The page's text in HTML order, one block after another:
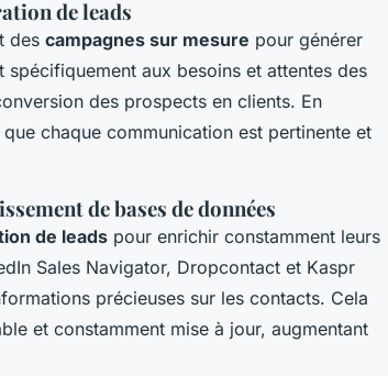
de leads
des campagnes sur mesure pour générer
aux besoins et attentes des
des prospects en clients. En
chaque communication est pertinente et
de bases de données
de leads pour enrichir constamment leurs
Sales Navigator, Dropcontact et Kaspr
précieuses sur les contacts. Cela
et constamment mise à jour, augmentant